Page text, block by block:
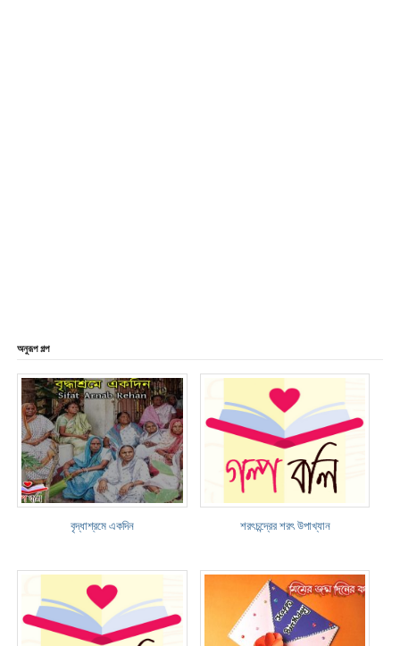
অনুরূপ গল্প
বৃদ্ধাশ্রমে একদিন শরৎচন্দ্রের শরৎ উপাখ্যান